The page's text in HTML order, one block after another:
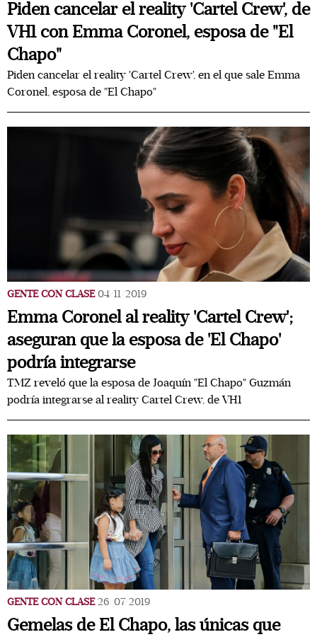
Piden cancelar el reality 'Cartel Crew', de
VH1 con Emma Coronel, esposa de "El
Chapo"
Piden cancelar el reality 'Cartel Crew', en el que sale Emma
Coronel, esposa de "El Chapo"
GENTE CON CLASE 04/11/2019
Emma Coronel al reality 'Cartel Crew';
aseguran que la esposa de 'El Chapo'
podría integrarse
TMZ reveló que la esposa de Joaquín "El Chapo" Guzmán
podría integrarse al reality Cartel Crew, de VH1
GENTE CON CLASE 26/07/2019
Gemelas de El Chapo, las únicas que